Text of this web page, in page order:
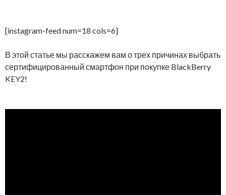
[instagram-feed num=18 cols=6]
В этой статье мы расскажем вам о трех причинах выбрать
сертифицированный смартфон при покупке BlackBerry
KEY2!